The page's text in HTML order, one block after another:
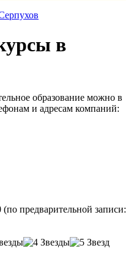
в
образование можно в
и адресам компаний:
предварительной записи: